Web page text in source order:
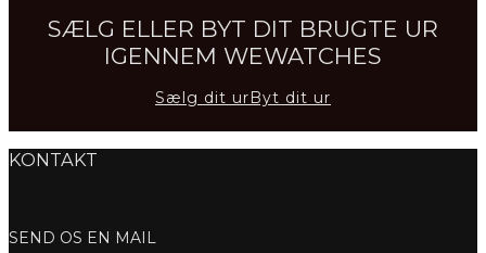
SÆLG ELLER BYT DIT BRUGTE UR
IGENNEM WEWATCHES
Sælg dit urByt dit ur
KONTAKT
SEND OS EN MAIL